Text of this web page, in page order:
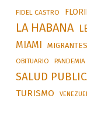
FIDEL CASTRO
LA HABANA
MIAMI
OBITUARIO PANDEMIA
SALUD
TURISMO